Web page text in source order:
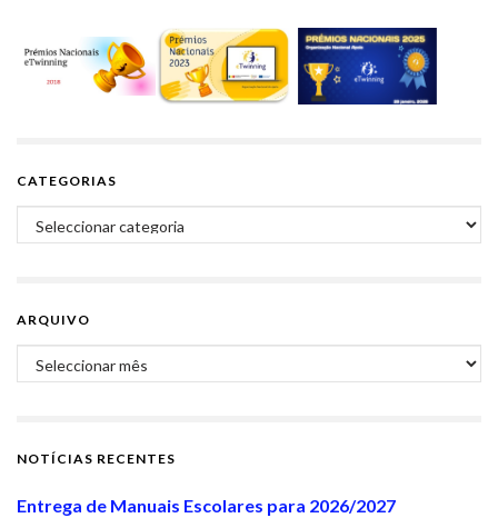
CATEGORIAS
Categorias
ARQUIVO
Arquivo
NOTÍCIAS RECENTES
Entrega de Manuais Escolares para 2026/2027